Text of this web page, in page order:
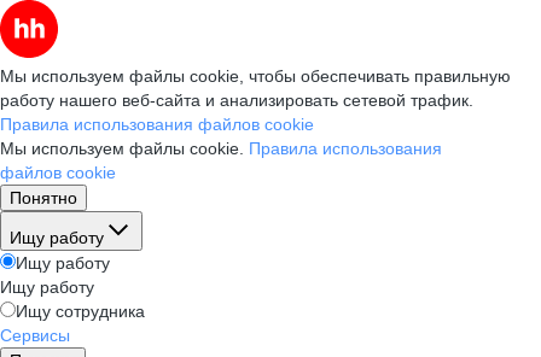
Мы используем файлы cookie, чтобы обеспечивать правильную
работу нашего веб-сайта и анализировать сетевой трафик.
Правила использования файлов cookie
Мы используем файлы cookie. Правила использования
файлов cookie
Понятно
Ищу работу
Ищу работу
Ищу работу
Ищу сотрудника
Сервисы